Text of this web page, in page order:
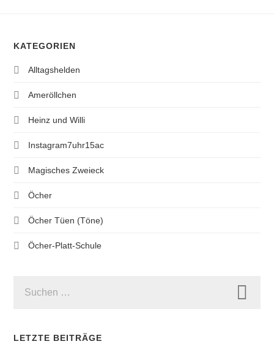
KATEGORIEN
Alltagshelden
Ameröllchen
Heinz und Willi
Instagram7uhr15ac
Magisches Zweieck
Öcher
Öcher Tüen (Töne)
Öcher-Platt-Schule
NACH:
LETZTE BEITRÄGE